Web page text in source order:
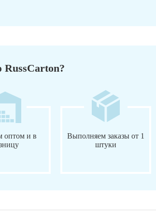
оптом и в
Выполняем заказы от 1
штуки